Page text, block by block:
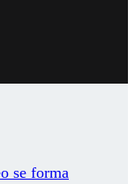
se forma